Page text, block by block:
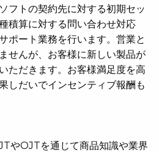
フトの契約先に対する初期セッ
積算に対する問い合わせ対応
ポート業務を行います。営業と
せんが、お客様に新しい製品が
ただきます。お客様満足度を高
しだいでインセンティブ報酬も
やOJTを通じて商品知識や業界